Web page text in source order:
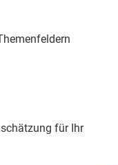
für Ihr